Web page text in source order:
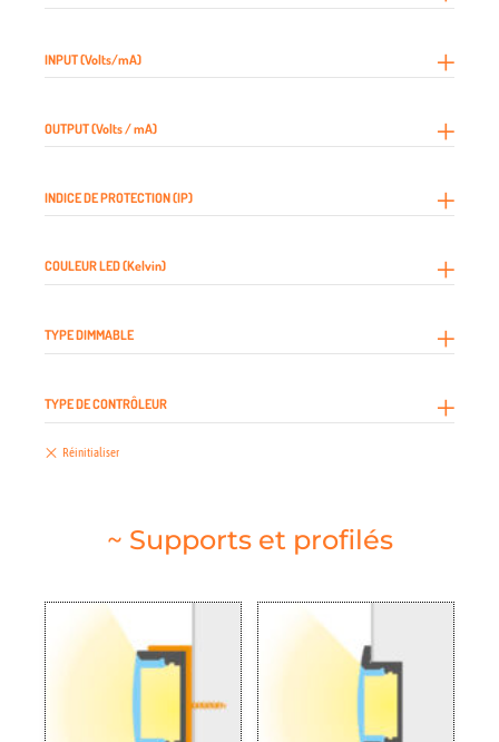
INPUT (Volts/mA)
OUTPUT (Volts / mA)
INDICE DE PROTECTION (IP)
COULEUR LED (Kelvin)
TYPE DIMMABLE
TYPE DE CONTRÔLEUR
~ Supports et profilés